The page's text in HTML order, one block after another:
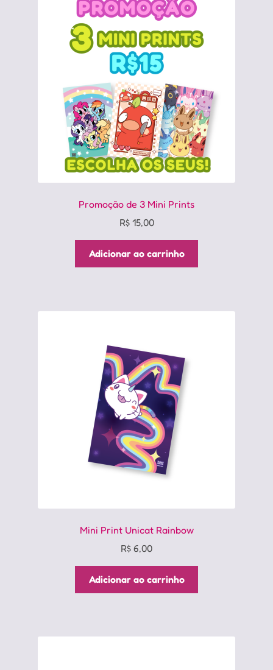
Promoção de 3 Mini Prints
R$15,00
Adicionar ao carrinho
Mini Print Unicat Rainbow
R$ 6,00
Adicionar ao carrinho